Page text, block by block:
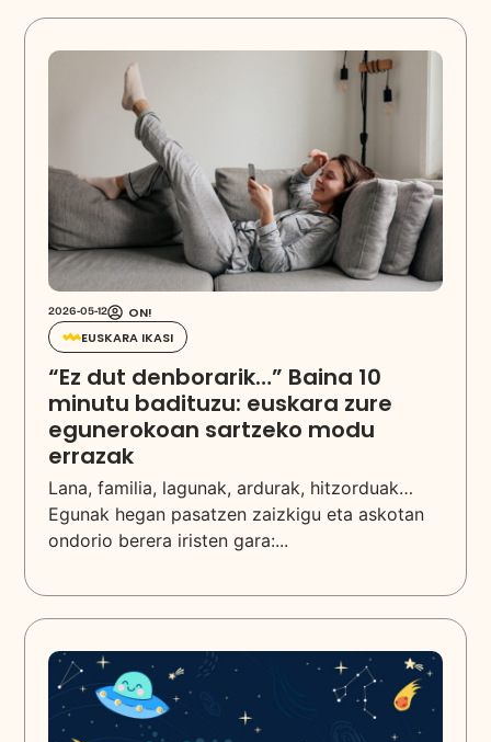
2026-05-12
ON!
EUSKARA IKASI
“Ez dut denborarik…” Baina 10
minutu badituzu: euskara zure
egunerokoan sartzeko modu
errazak
Lana, familia, lagunak, ardurak, hitzorduak…
Egunak hegan pasatzen zaizkigu eta askotan
ondorio berera iristen gara:...